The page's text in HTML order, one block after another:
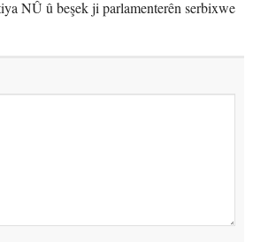
NÛ û beşek ji parlamenterên serbixwe